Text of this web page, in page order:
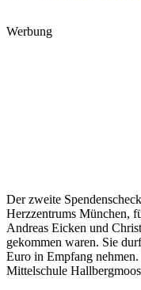
Werbung
Der zweite
Herzzentrums München,
Andreas Eicken und
gekommen waren. Sie
Euro in Empfang
Mittelschule